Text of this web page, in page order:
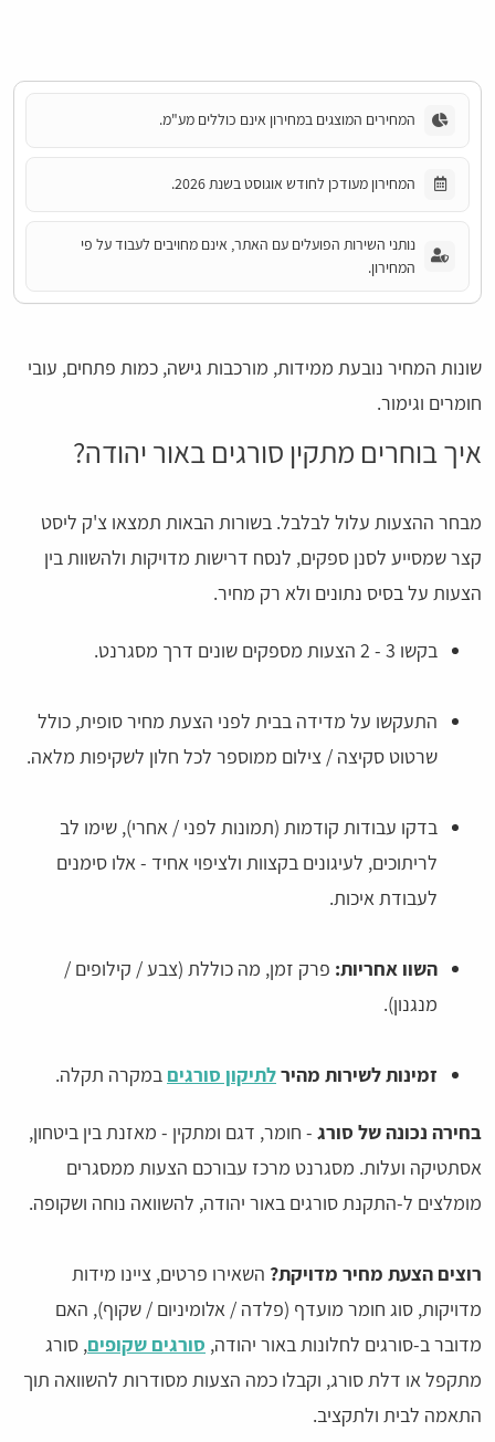
המחירים המוצגים במחירון אינם כוללים מע"מ.
המחירון מעודכן לחודש אוגוסט בשנת 2026.
נותני השירות הפועלים עם האתר, אינם מחויבים לעבוד על פי
המחירון.
שונות המחיר נובעת ממידות, מורכבות גישה, כמות פתחים, עובי
חומרים וגימור.
איך בוחרים מתקין סורגים באור יהודה?
מבחר ההצעות עלול לבלבל. בשורות הבאות תמצאו צ'ק ליסט
קצר שמסייע לסנן ספקים, לנסח דרישות מדויקות ולהשוות בין
הצעות על בסיס נתונים ולא רק מחיר.
בקשו 3 - 2 הצעות מספקים שונים דרך מסגרנט.
התעקשו על מדידה בבית לפני הצעת מחיר סופית, כולל
שרטוט סקיצה / צילום ממוספר לכל חלון לשקיפות מלאה.
בדקו עבודות קודמות (תמונות לפני / אחרי), שימו לב
לריתוכים, לעיגונים בקצוות ולציפוי אחיד - אלו סימנים
לעבודת איכות.
השוו אחריות: פרק זמן, מה כוללת (צבע / קילופים /
מנגנון).
זמינות לשירות מהירלתיקון סורגים במקרה תקלה.
בחירה נכונה של סורג - חומר, דגם ומתקין - מאזנת בין ביטחון,
אסתטיקה ועלות. מסגרנט מרכז עבורכם הצעות ממסגרים
מומלצים ל-התקנת סורגים באור יהודה, להשוואה נוחה ושקופה.
רוצים הצעת מחיר מדויקת? השאירו פרטים, ציינו מידות
מדויקות, סוג חומר מועדף (פלדה / אלומיניום / שקוף), האם
מדובר ב-סורגים לחלונות באור יהודה, סורגים שקופים, סורג
מתקפל או דלת סורג, וקבלו כמה הצעות מסודרות להשוואה תוך
התאמה לבית ולתקציב.